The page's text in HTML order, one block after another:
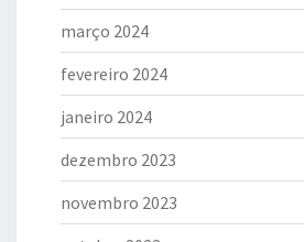
março 2024
fevereiro 2024
janeiro 2024
dezembro 2023
novembro 2023